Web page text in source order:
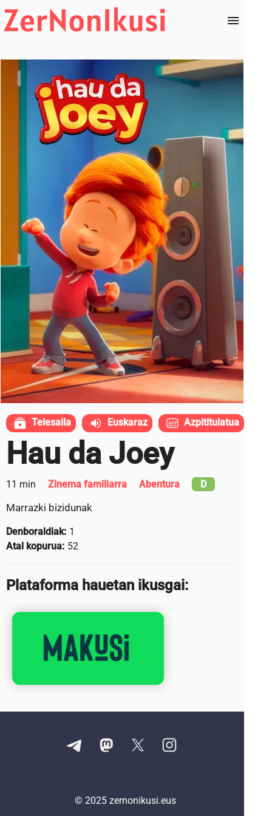
Hau da Joey
11 min Zinema familiarra Abentura D
Marrazki bizidunak
Denboraldiak: 1
Atal kopurua: 52
Plataforma hauetan ikusgai:
Telesaila Euskaraz Azpititulatua
© 2025 zernonikusi.eus